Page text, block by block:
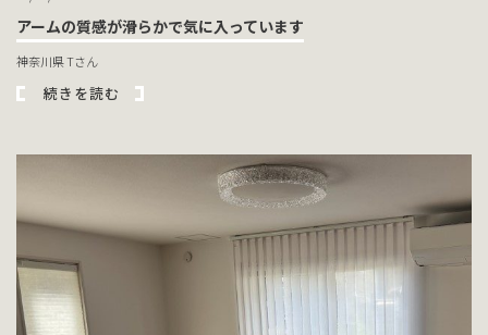
アームの質感が滑らかで気に入っています
神奈川県 Tさん
続きを読む